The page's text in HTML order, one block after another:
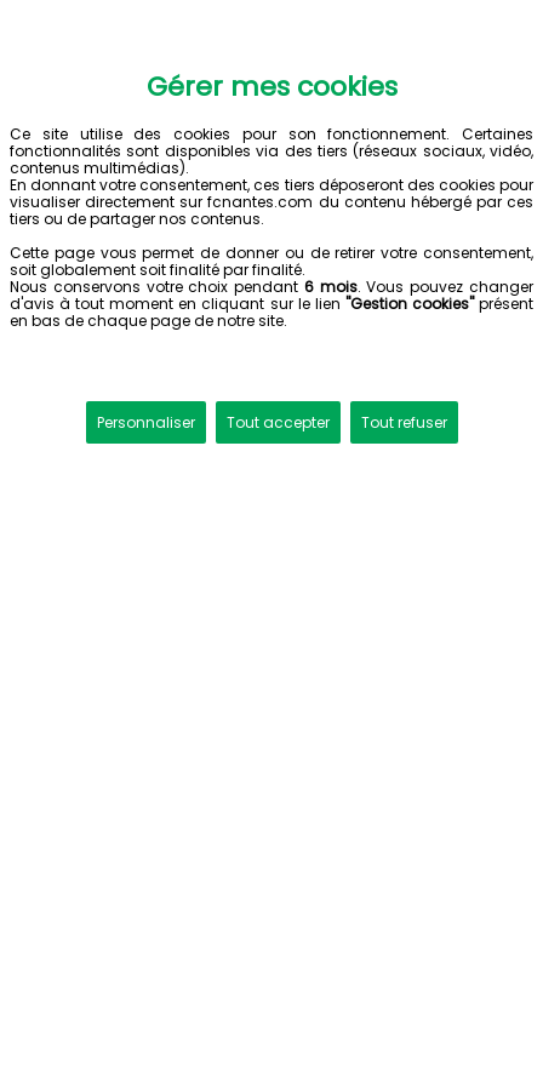
Gérer mes cookies
Ce site utilise des cookies pour son fonctionnement. Certaines
fonctionnalités sont disponibles via des tiers (réseaux sociaux, vidéo,
contenus multimédias).
En donnant votre consentement, ces tiers déposeront des cookies pour
visualiser directement sur fcnantes.com du contenu hébergé par ces
tiers ou de partager nos contenus.
Cette page vous permet de donner ou de retirer votre consentement,
soit globalement soit finalité par finalité.
Nous conservons votre choix pendant 6 mois. Vous pouvez changer
d'avis à tout moment en cliquant sur le lien "Gestion cookies"présent
en bas de chaque page de notre site.
Personnaliser Tout accepter Tout refuser